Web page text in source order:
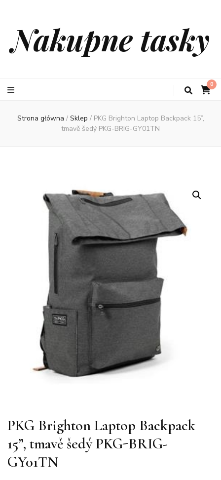
Nakupne tasky
0
Strona główna / Sklep / PKG Brighton Laptop Backpack 15”,
tmavě šedý PKG-BRIG-GY01TN
PKG Brighton Laptop Backpack
15”, tmavě šedý PKG-BRIG-
GY01TN